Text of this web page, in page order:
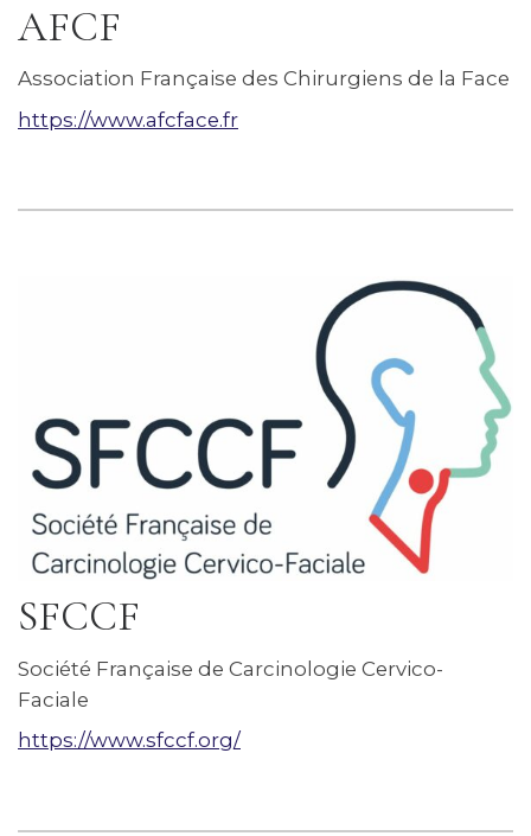
AFCF
Association Française des Chirurgiens de la Face
https://www.afcface.fr
SFCCF
Société Française de Carcinologie Cervico-
Faciale
https://www.sfccf.org/